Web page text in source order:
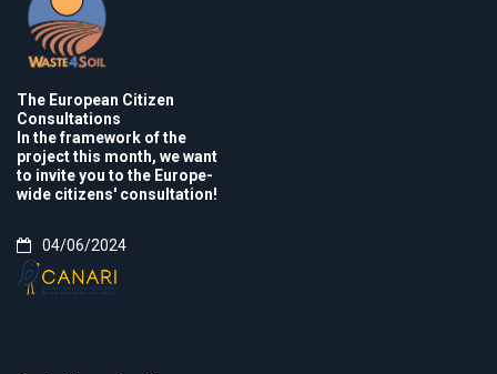
The European Citizen
Consultations
In the framework of the
project this month, we want
to invite you to the Europe-
wide citizens' consultation!
04/06/2024